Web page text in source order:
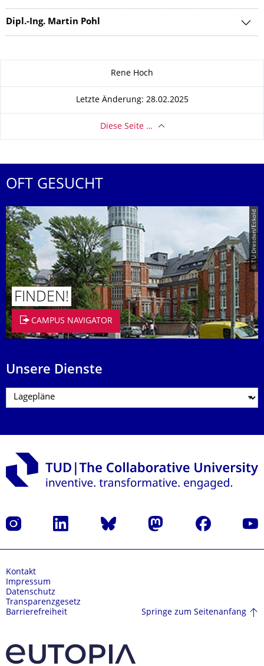
Dipl.-Ing. Martin Pohl
Rene Hoch
Letzte Änderung: 28.02.2025
Diese Seite …
OFT GESUCHT
© TU Dresden/Eckold
FINDEN!
CAMPUS NAVIGATOR
Unsere Dienste
Instagram LinkedIn Bluesky Mastodon Facebook
Kontakt
Impressum
Datenschutz
Transparenzgesetz
Barrierefreiheit
Springe zum Seitenanfang